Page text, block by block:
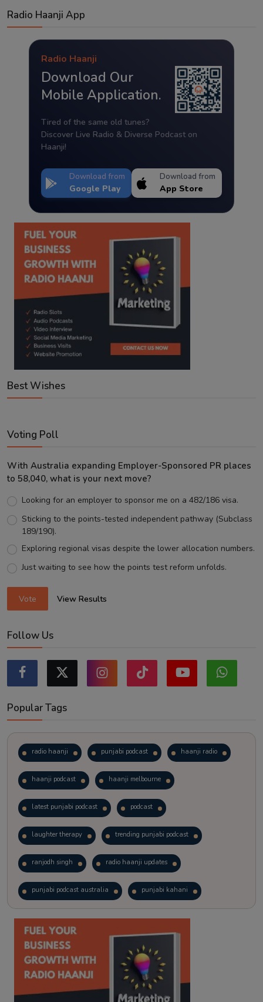
Radio Haanji App
Radio Haanji
Download Our
Mobile Application.
Tired of the same old tunes?
Discover Live Radio & Diverse Podcast on
Haanji!
Download from
Google Play
Download from
App Store
Best Wishes
Voting Poll
With Australia expanding Employer-Sponsored PR places
to 58,040, what is your next move?
Looking for an employer to sponsor me on a 482/186 visa.
Sticking to the points-tested independent pathway (Subclass
189/190).
Exploring regional visas despite the lower allocation numbers.
Just waiting to see how the points test reform unfolds.
Vote View Results
Follow Us
Popular Tags
radio haanji punjabi podcast haanji radio
haanji podcast haanji melbourne
latest punjabi podcast podcast
laughter therapy trending punjabi podcast
ranjodh singh radio haanji updates
punjabi podcast australia punjabi kahani
kitaab kahani punjabi story